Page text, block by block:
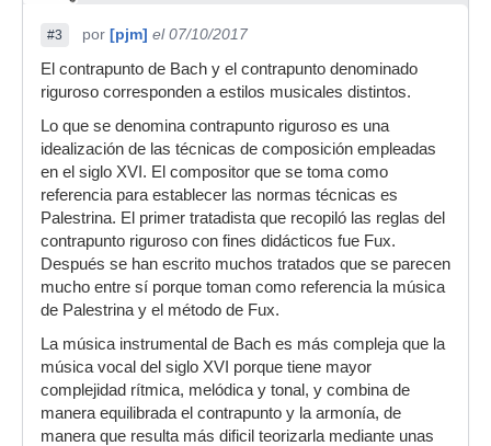
#3 por [pjm] el 07/10/2017
El contrapunto de Bach y el contrapunto denominado
riguroso corresponden a estilos musicales distintos.
Lo que se denomina contrapunto riguroso es una
idealización de las técnicas de composición empleadas
en el siglo XVI. El compositor que se toma como
referencia para establecer las normas técnicas es
Palestrina. El primer tratadista que recopiló las reglas del
contrapunto riguroso con fines didácticos fue Fux.
Después se han escrito muchos tratados que se parecen
mucho entre sí porque toman como referencia la música
de Palestrina y el método de Fux.
La música instrumental de Bach es más compleja que la
música vocal del siglo XVI porque tiene mayor
complejidad rítmica, melódica y tonal, y combina de
manera equilibrada el contrapunto y la armonía, de
manera que resulta más dificil teorizarla mediante unas